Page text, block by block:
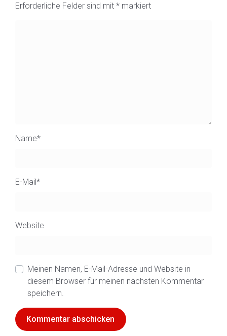
Erforderliche Felder sind mit * markiert
Name*
E-Mail*
Website
Meinen Namen, E-Mail-Adresse und Website in
diesem Browser für meinen nächsten Kommentar
speichern.